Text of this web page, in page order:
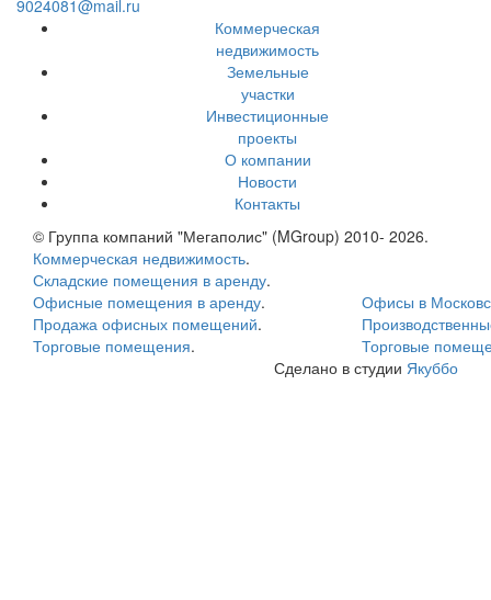
9024081@mail.ru
Коммерческая
недвижимость
Земельные
участки
Инвестиционные
проекты
О компании
Новости
Контакты
© Группа компаний "Мегаполис" (MGroup) 2010- 2026.
Коммерческая недвижимость.
Складские помещения в аренду.
Офисные помещения в аренду.
Продажа офисных помещений.
Торговые помещения.
Офисы в
Торговые
Сделано в студии Якуббо